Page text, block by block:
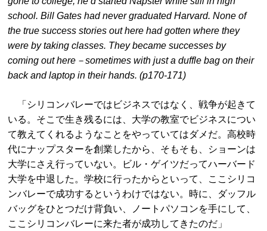
school. Bill Gates had never graduated Harvard. None of
the true success stories out here had gotten where they
were by taking classes. They became successes by
coming out here－sometimes with just a duffle bag on their
back and laptop in their hands. (p170-171)
「シリコンバレーではビジネスではなく、戦争が起きて
いる。そこで生き残るには、大学の教室でビジネスについ
て教えてくれるようなことをやっていてはダメだ。高校時
代にナップスターを創業したから、そもそも、ショーンは
大学にさえ行っていない。ビル・ゲイツだってハーバード
大学を中退した。学校に行ったからといって、ここシリコ
ンバレーで成功するというわけではない。時に、ダッフル
バッグをひとつだけ背負い、ノートパソコンを手にして、
ここシリコンバレーに来た者が成功してきたのだ」